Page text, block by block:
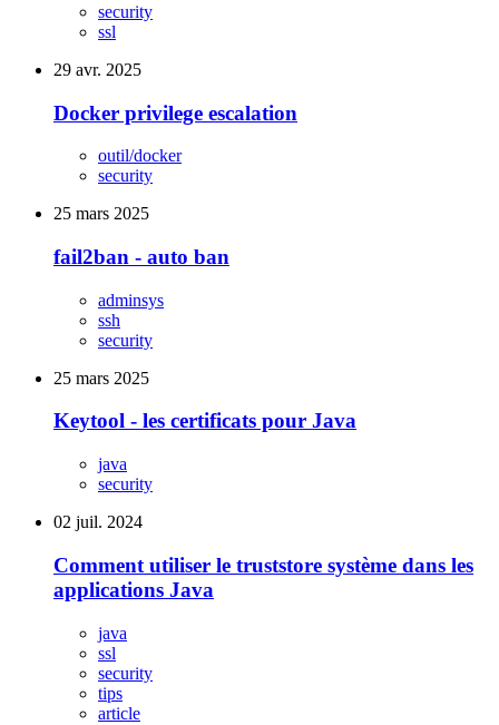
security
ssl
29 avr. 2025
Docker privilege escalation
outil/docker
security
25 mars 2025
fail2ban - auto ban
adminsys
ssh
security
25 mars 2025
Keytool - les certificats pour Java
java
security
02 juil. 2024
Comment utiliser le truststore système dans les
applications Java
java
ssl
security
tips
article